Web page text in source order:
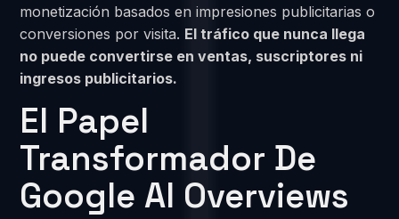
monetización basados en impresiones publicitarias o
conversiones por visita. El tráfico que nunca llega
no puede convertirse en ventas, suscriptores ni
ingresos publicitarios.
El Papel
Transformador De
Google AI Overviews